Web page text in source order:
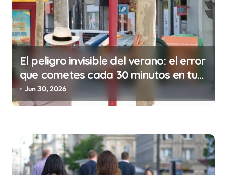
d
a
s
El peligro invisible del verano: el error
que cometes cada 30 minutos en tu
trabajo (y la ilegalidad que te puede
costar la vida)
Jun 30, 2026